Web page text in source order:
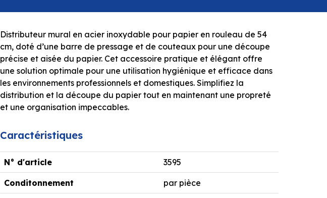
Distributeur mural en acier inoxydable pour papier en rouleau de 54
cm, doté d’une barre de pressage et de couteaux pour une découpe
précise et aisée du papier. Cet accessoire pratique et élégant offre
une solution optimale pour une utilisation hygiénique et efficace dans
les environnements professionnels et domestiques. Simplifiez la
distribution et la découpe du papier tout en maintenant une propreté
et une organisation impeccables.
Caractéristiques
N° d'article 3595
Conditonnement par pièce